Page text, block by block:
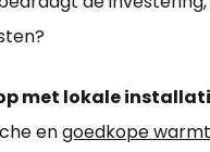
met lokale
engoedkope